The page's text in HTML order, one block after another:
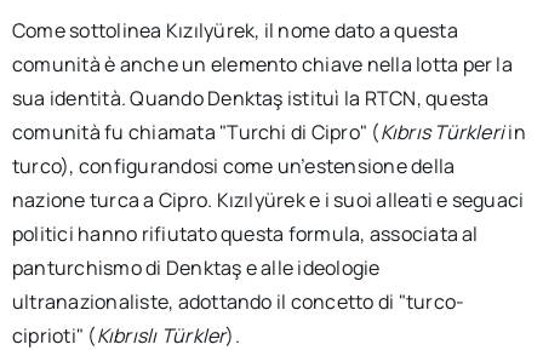
Come sottolinea Kızılyürek, il nome dato a questa
comunità è anche un elemento chiave nella lotta per la
sua identità. Quando Denktaş istituì la RTCN, questa
comunità fu chiamata "Turchi di Cipro" (Kıbrıs Türkleriin
turco), configurandosi come un’estensione della
nazione turca a Cipro. Kızılyürek e i suoi alleati e seguaci
politici hanno rifiutato questa formula, associata al
panturchismo di Denktaş e alle ideologie
ultranazionaliste, adottando il concetto di "turco-
ciprioti" (Kıbrıslı Türkler).